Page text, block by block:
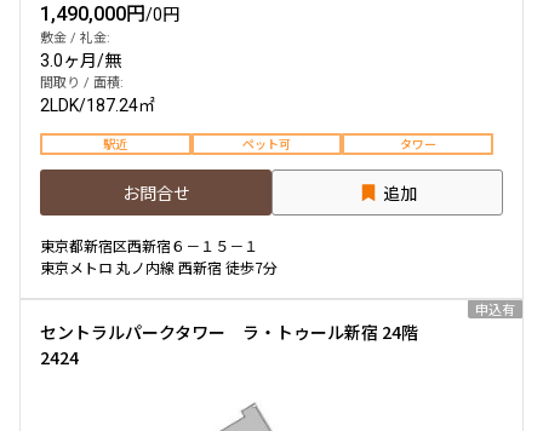
1,490,000円/0円
敷金 / 礼金:
3.0ヶ月/無
間取り / 面積:
2LDK/187.24㎡
駅近 ペット可 タワー
お問合せ 追加
東京都新宿区西新宿６－１５－１
東京メトロ 丸ノ内線 西新宿 徒歩7分
セントラルパークタワー ラ・トゥール新宿 24階
2424
申込有